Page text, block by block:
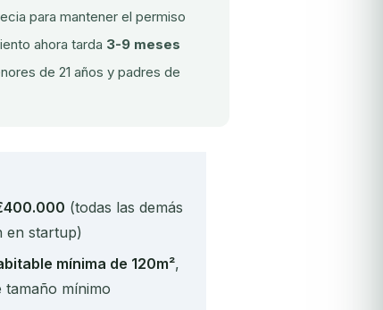
para mantener el permiso
ahora tarda 3-9 meses
de 21 años y padres de
(todas las demás
en startup)
mínima de 120m²,
tamaño mínimo